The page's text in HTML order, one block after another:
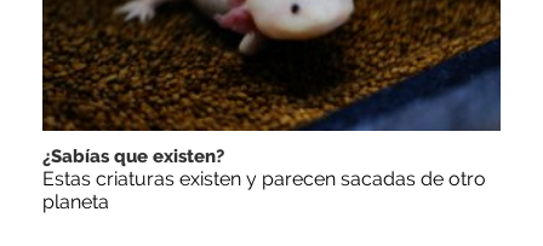
¿Sabías que existen?
Estas criaturas existen y parecen sacadas de otro
planeta